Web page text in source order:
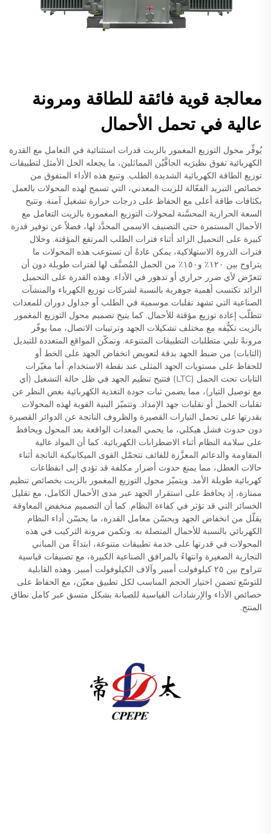
معالجة قوية فائقة للطاقة ومرونة
عالية في تحمل الأحمال
يُوفِّر محول التوزيع المغمور بالزيت قدرات استثنائية في التعامل مع القدرة
الكهربائية تفوق نظيرَيه الجافَّيْن المماثلين، ما يجعله الحل الأمثل لتطبيقات
توزيع الطاقة الكهربائية الشديدة الطلب. وتنبع هذه الأداء المتفوق من
خصائص التبريد الفعّالة للزيت المعدني، التي تسمح لهذه المحولات بالعمل
بكثافات طاقة أعلى مع الحفاظ على درجات حرارة تشغيل آمنة. وتتيح
السعة الحرارية المحسَّنة لمحولات التوزيع المغمورة بالزيت التعامل مع
الأحمال المستمرة حتى التصنيف الاسمي المحدَّد لها، فضلاً عن توفير قدرة
كبيرة على التحميل الزائد أثناء فترات الطلب المرتفع المؤقتة. وخلال
فترات الذروة الاستهلاكية، يمكن عادةً أن تستوعب هذه المحولات ما
يتراوح بين ١٢٠٪ و١٥٠٪ من الحمل المُصنَّف لها لفترات طويلة دون أن
تتعرّض لأي ضرر حراري أو تدهور في الأداء. وهذه القدرة على التحميل
الزائد تكتسب أهمية جوهرية بالنسبة لشركات توزيع الكهرباء والمنشآت
الصناعية التي تشهد تقلبات موسمية في الطلب أو جداول دوران للمعدات
تتطلّب إعادة توزيع مؤقتة للأحمال. كما يتيح تصميم محول التوزيع المغمور
بالزيت تكيُّفه مع مختلف تشكيلات الجهد وترتيبات الاتصال، مما يوفّر
مرونةً تلبي متطلبات التطبيقات المتنوعة. وتمكّن المواقع المتعددة للتبديل
(التابات) من ضبط الجهد بدقة لتعويض انخفاض الجهد على الخط أو
للحفاظ على مستويات الجهد المثلى عند نقطة الاستخدام. أما مغيّرات
التابات تحت الحمل (LTC) فتتيح تنظيم الجهد في ظل حالة التشغيل (أي
مع توصيل التيار)، مما يضمن ثبات جودة التغذية الكهربائية بغض النظر عن
تقلبات الحمل أو تقلبات جهد الإمداد. وتتميّز البنية القوية لهذه المحولات
بقدرتها على تحمل التيارات القصيرة والظروف الناتجة عن الدوائر القصيرة
دون حدوث فشل هيكلي، ما يحمي المعدات الواقعة بعد المحول ويحافظ
على سلامة النظام أثناء الاضطرابات الكهربائية. كما أن المواد عالية
المقاومة والدعائم المعزَّزة للفائف تتحمّل القوى الميكانيكية الناتجة أثناء
حالات العطل، مما يمنع حدوث أضرار مكلفة قد تؤدي إلى انقطاعات
كهربائية طويلة الأمد. ويتميّز محول التوزيع المغمور بالزيت بخصائص تنظيم
ممتازة، إذ يحافظ على استقرار الجهد عبر مدى الأحمال الكامل، مع تقليل
الخسائر التي قد تؤثر في كفاءة النظام. كما أن التصميم منخفض المعاوقة
يقلّل من انخفاض الجهد ويحسّن معامل القدرة، ما يحسّن أداء النظام
الكهربائي بالنسبة للأحمال المتصلة به. وتكمن مرونة التركيب في هذه
المحولات في قدرتها على خدمة تطبيقات متنوعة، ابتداءً من المباني
التجارية الصغيرة وانتهاءً بالمرافق الصناعية الكبيرة، مع تصنيفات قياسية
تتراوح بين ٢٥ كيلوفولت أمبير وآلاف الكيلوفولت أمبير. وهذه القابلية
للتوسّع تضمن اختيار الحجم المناسب لكل تطبيق معيّن، مع الحفاظ على
خصائص الأداء والإرشادات القياسية للصيانة بشكل متسق عبر كامل نطاق
المنتج.